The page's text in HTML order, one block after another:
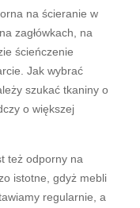
na ścieranie w
zagłówkach, na
ścieńczenie
Jak wybrać
szukać tkaniny o
o większej
też odporny na
istotne, gdyż mebli
regularnie, a